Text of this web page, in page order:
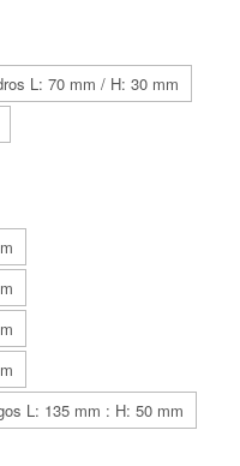
L: 70 mm / H: 30 mm
L: 135 mm : H: 50 mm